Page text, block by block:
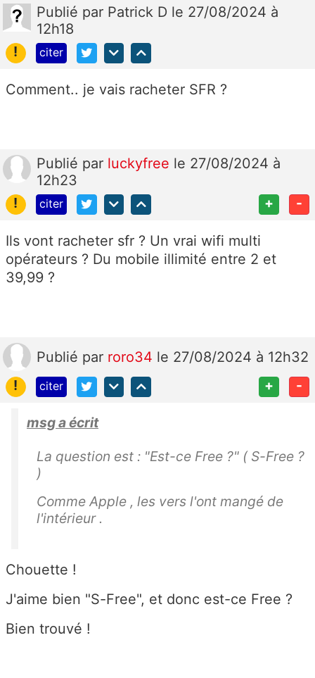
Publié par Patrick D le 27/08/2024 à
12h18
!
citer
Comment.. je vais racheter SFR ?
Publié par luckyfree le 27/08/2024 à
12h23
!
citer + -
Ils vont racheter sfr ? Un vrai wifi multi
opérateurs ? Du mobile illimité entre 2 et
39,99 ?
Publié par roro34 le 27/08/2024 à 12h32
!
citer + -
msg a écrit
La question est : "Est-ce Free ?" ( S-Free ?
)
Comme Apple , les vers l'ont mangé de
l'intérieur .
Chouette !
J'aime bien "S-Free", et donc est-ce Free ?
Bien trouvé !